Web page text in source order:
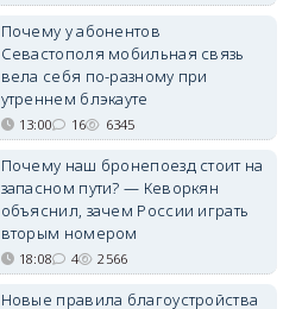
Почему у абонентов
Севастополя мобильная связь
вела себя по-разному при
утреннем блэкауте
13:00 16 6345
Почему наш бронепоезд стоит на
запасном пути? — Кеворкян
объяснил, зачем России играть
вторым номером
18:08 4 2566
Новые правила благоустройства